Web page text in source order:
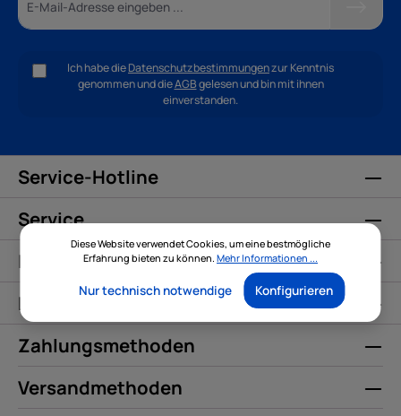
Ich habe dieDatenschutzbestimmungenzur Kenntnis
genommen und dieAGBgelesen und bin mit ihnen
einverstanden.
Service-Hotline
Service
Informationen
Kontakt
Zahlungsmethoden
Versandmethoden
Diese Website verwendet Cookies, um eine bestmögliche
Erfahrung bieten zu können. Mehr Informationen ...
Nur technisch notwendige Konfigurieren